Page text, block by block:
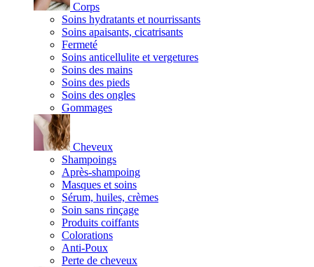
Corps
Soins hydratants et nourrissants
Soins apaisants, cicatrisants
Fermeté
Soins anticellulite et vergetures
Soins des mains
Soins des pieds
Soins des ongles
Gommages
Cheveux
Shampoings
Après-shampoing
Masques et soins
Sérum, huiles, crèmes
Soin sans rinçage
Produits coiffants
Colorations
Anti-Poux
Perte de cheveux